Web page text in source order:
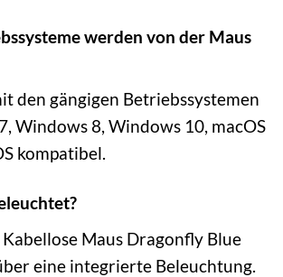
werden von der Maus
den gängigen Betriebssystemen
Windows 8, Windows 10, macOS
kompatibel.
Maus Dragonfly Blue
eine integrierte Beleuchtung.